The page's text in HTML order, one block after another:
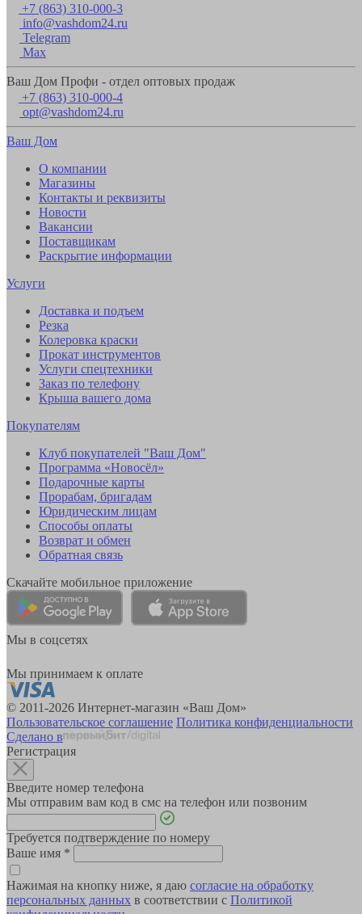
+7 (863) 310-000-3
info@vashdom24.ru
Telegram
Max
Ваш Дом Профи - отдел оптовых продаж
+7 (863) 310-000-4
opt@vashdom24.ru
Ваш Дом
О компании
Магазины
Контакты и реквизиты
Новости
Вакансии
Поставщикам
Раскрытие информации
Услуги
Доставка и подъем
Резка
Колеровка краски
Прокат инструментов
Услуги спецтехники
Заказ по телефону
Крыша вашего дома
Покупателям
Клуб покупателей "Ваш Дом"
Программа «Новосёл»
Подарочные карты
Прорабам, бригадам
Юридическим лицам
Способы оплаты
Возврат и обмен
Обратная связь
Скачайте мобильное приложение
Мы в соцсетях
Мы принимаем к оплате
© 2011-2026 Интернет-магазин «Ваш Дом»
Пользовательское соглашение Политика конфиденциальности
Сделано в
Регистрация
Введите номер телефона
Мы отправим вам код в смс на телефон или позвоним
Требуется подтверждение по номеру
Ваше имя *
Нажимая на кнопку ниже, я даю согласие на обработку
персональных данных в соответствии с Политикой